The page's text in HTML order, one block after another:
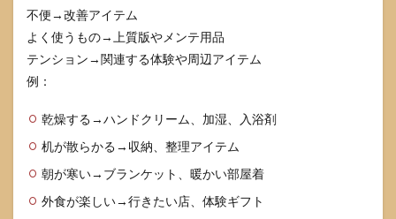
不便→改善アイテム
よく使うもの→上質版やメンテ用品
テンション→関連する体験や周辺アイテム
例：
乾燥する→ハンドクリーム、加湿、入浴剤
机が散らかる→収納、整理アイテム
朝が寒い→ブランケット、暖かい部屋着
外食が楽しい→行きたい店、体験ギフト